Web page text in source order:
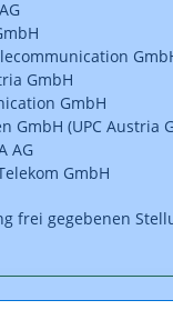
GmbH
GmbH
GmbH (UPC Austria
AG
GmbH
frei gegebenen